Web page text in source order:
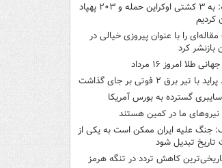
روسیه: به ۳ کشتی اوکراین حمله و ۲۰۳ پهپاد
کردیم
را با عنوان پیروزی خیالی در
بازنشر کرد
طلا امروز ۱۶ مرداد
با تیر برق ۲ فوتی بر جای گذاشت
گسترده به بورس آمریکا
ما در کمین‌ هستند
جنگ علیه ایران ممکن است به یکی از
تاریخ تبدیل شود
کاهش تردد در تنگه هرمز